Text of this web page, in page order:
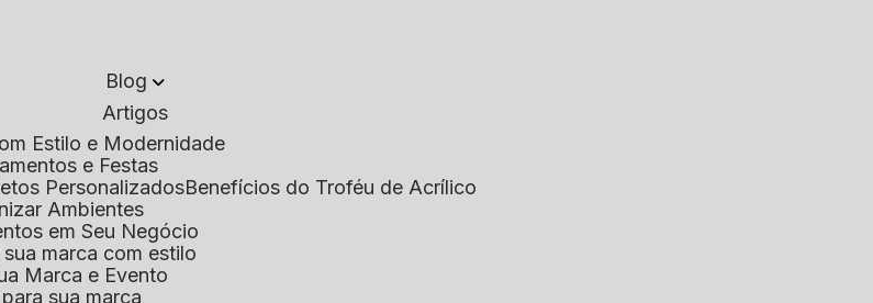
Blog
Artigos
Estilo e Modernidade
e Festas
Personalizados
Benefícios do Troféu de Acrílico
Ambientes
em Seu Negócio
marca com estilo
Marca e Evento
sua marca